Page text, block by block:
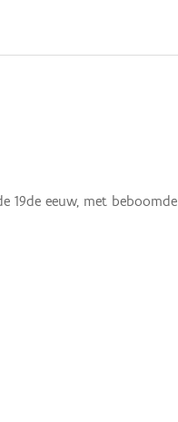
19de eeuw, met beboomde